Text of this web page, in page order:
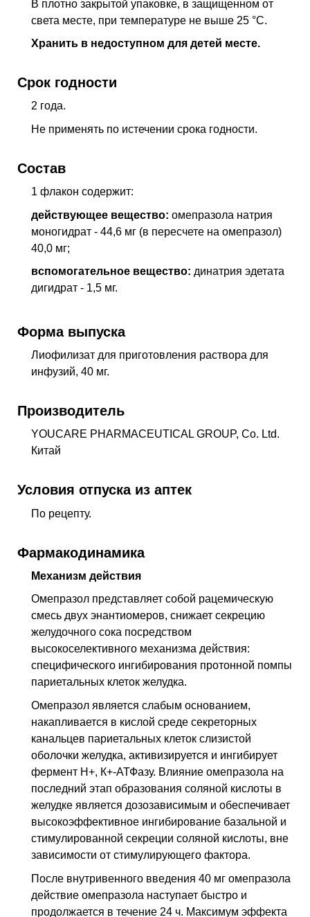
В плотно закрытой упаковке, в защищенном от
света месте, при температуре не выше 25 °С.
Хранить в недоступном для детей месте.
Срок годности
2 года.
Не применять по истечении срока годности.
Состав
1 флакон содержит:
действующее вещество: омепразола натрия
моногидрат - 44,6 мг (в пересчете на омепразол)
40,0 мг;
вспомогательное вещество: динатрия эдетата
дигидрат - 1,5 мг.
Форма выпуска
Лиофилизат для приготовления раствора для
инфузий, 40 мг.
Производитель
YOUCARE PHARMACEUTICAL GROUP, Co. Ltd.
Китай
Условия отпуска из аптек
По рецепту.
Фармакодинамика
Механизм действия
Омепразол представляет собой рацемическую
смесь двух энантиомеров, снижает секрецию
желудочного сока посредством
высокоселективного механизма дей­ствия:
специфического ингибирования протонной помпы
париетальных клеток желудка.
Омепразол является слабым основанием,
накапливается в кислой среде секреторных
канальцев париетальных клеток слизистой
оболочки желудка, акти­визируется и ингибирует
фермент Н+, К+-АТФазу. Влияние омепразола на
по­следний этап образования соляной кислоты в
желудке является дозозависимым и обеспечивает
высокоэффективное ингибирование базальной и
стимулированной секреции соляной кислоты, вне
зависимости от стимулирующего фактора.
После внутривенного введения 40 мг омепразола
действие омепразола наступает быстро и
продолжается в течение 24 ч. Максимум эффекта